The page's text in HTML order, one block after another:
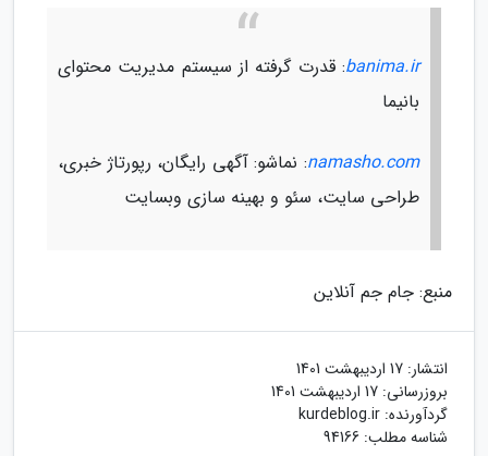
banima.ir: قدرت گرفته از سیستم مدیریت محتوای
بانیما
namasho.com: نماشو: آگهی رایگان، رپورتاژ خبری،
طراحی سایت، سئو و بهینه سازی وبسایت
منبع: جام جم آنلاین
انتشار: 17 اردیبهشت 1401
بروزرسانی: 17 اردیبهشت 1401
گردآورنده: kurdeblog.ir
شناسه مطلب: 94166